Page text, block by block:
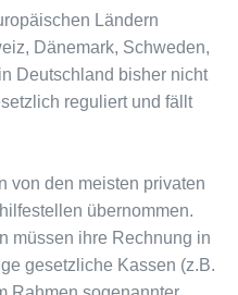
Ländern
Dänemark, Schweden,
Deutschland bisher nicht
reguliert und fällt
von den meisten privaten
übernommen.
müssen ihre Rechnung in
gesetzliche Kassen (z.B.